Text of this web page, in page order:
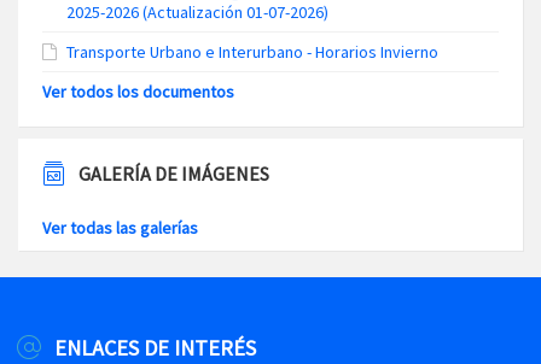
2025-2026 (Actualización 01-07-2026)
Transporte Urbano e Interurbano - Horarios Invierno
Ver todos los documentos
GALERÍA DE IMÁGENES
Ver todas las galerías
ENLACES DE INTERÉS